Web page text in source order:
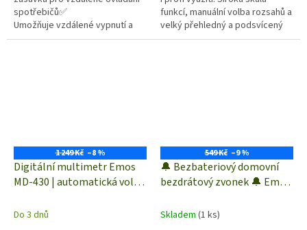
spotřebičů✅
Umožňuje vzdálené vypnutí a
zapnutí✅ Max. 16 A/ 3 680
funkcí, manuální volba rozsahů a
velký přehledný a podsvícený
displej displej usnadní práci
1 249 Kč –8 %
Digitální multimetr Emos
MD-430 | automatická volba
Do 3 dnů
549 Kč –9 %
🔔 Bezbateriový domovní
bezdrátový zvonek 🔔 Emos
Skladem (1 ks)